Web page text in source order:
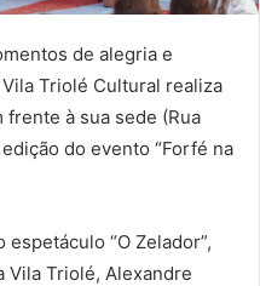
de alegria e
Triolé Cultural realiza
frente à sua sede (Rua
do evento “Forfé na
“O Zelador”,
Vila Triolé, Alexandre